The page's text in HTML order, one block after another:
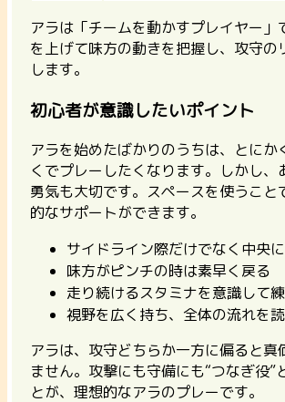
アラは「チームを動かすプレイヤー」
を上げて味方の動きを把握し、攻守の
します。
初心者が意識したいポイント
アラを始めたばかりのうちは、とにか
くでプレーしたくなります。しかし、
勇気も大切です。スペースを使うこと
的なサポートができます。
サイドライン際だけでなく中央
味方がピンチの時は素早く戻る
走り続けるスタミナを意識して
視野を広く持ち、全体の流れを
アラは、攻守どちらか一方に偏ると真
ません。 攻撃にも守備にも“つなぎ役”
とが、理想的なアラのプレーです。